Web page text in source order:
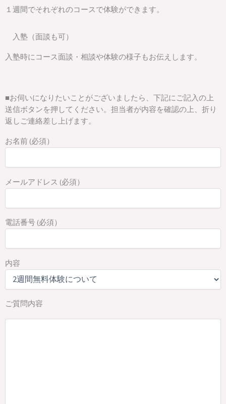
１週間でそれぞれのコースで体験ができます。
入塾（面談も可）
入塾時にコース面談・相談や体験の様子もお伝えします。
■お伺いになりたいことがございましたら、下記にご記入の上
送信ボタンを押してください。担当者が内容を確認の上、折り
返しご連絡差し上げます。
お名前 (必須）
メールアドレス (必須）
電話番号 (必須）
内容
ご質問内容